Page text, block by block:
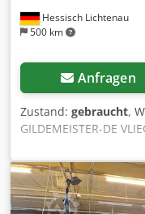
Hessisch Lichtenau
500 km
Anfragen
Zustand: gebraucht,
GILDEMEISTER-DE
Dcsdpfohbal Dex Ak
Fahrweg X-Achse ca.
Werkzeugaufnahme